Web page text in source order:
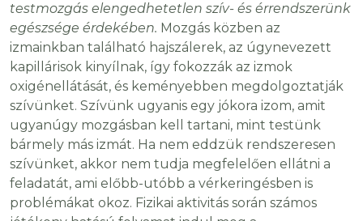
testmozgás elengedhetetlen szív- és érrendszerünk
egészsége érdekében. Mozgás közben az
izmainkban található hajszálerek, az úgynevezett
kapillárisok kinyílnak, így fokozzák az izmok
oxigénellátását, és keményebben megdolgoztatják
szívünket. Szívünk ugyanis egy jókora izom, amit
ugyanúgy mozgásban kell tartani, mint testünk
bármely más izmát. Ha nem eddzük rendszeresen
szívünket, akkor nem tudja megfelelően ellátni a
feladatát, ami előbb-utóbb a vérkeringésben is
problémákat okoz. Fizikai aktivitás során számos